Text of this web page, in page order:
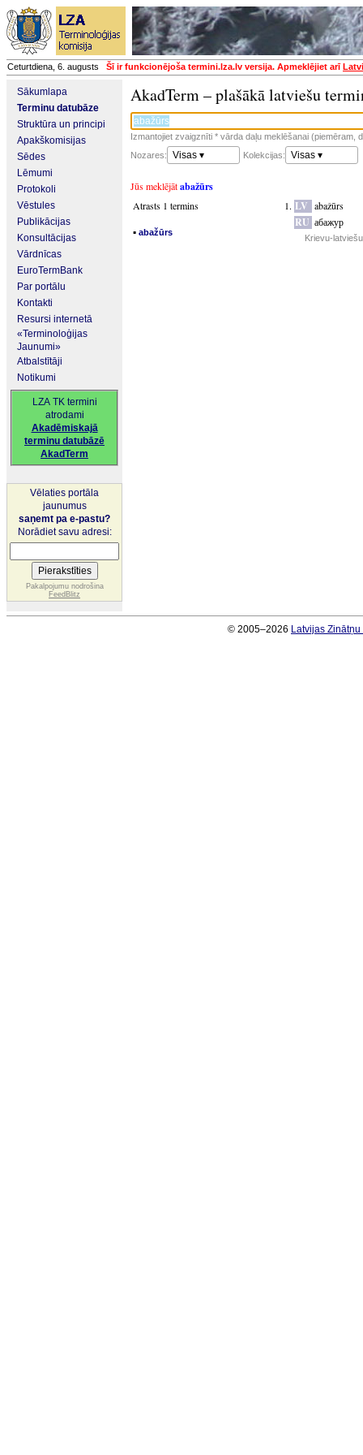
Ceturtdiena, 6. augusts Šī ir funkcionējoša termini.lza.lv versija. Apmeklējiet arī
Sākumlapa
Terminu datubāze
Struktūra un principi
Apakškomisijas
Sēdes
Lēmumi
Protokoli
Vēstules
Publikācijas
Konsultācijas
Vārdnīcas
EuroTermBank
Par portālu
Kontakti
Resursi internetā
«Terminoloģijas
Jaunumi»
Atbalstītāji
Notikumi
LZA TK termini
atrodami
Akadēmiskajā
terminu datubāzē
AkadTerm
Vēlaties portāla
jaunumus
saņemt pa e-pastu?
Norādiet savu adresi:
Pakalpojumu nodrošina
FeedBlitz
AkadTerm – plašākā latviešu
Izmantojiet zvaigznīti * vārda daļu meklēšanai (piemēram,
Nozares:
Visas ▾ Kolekcijas: Visas ▾
Jūs meklējātabažūrs
Atrasts 1 termins
▪ abažūrs
LV abažūrs
RU абажур
Krievu-
© 2005–2026 Latvijas